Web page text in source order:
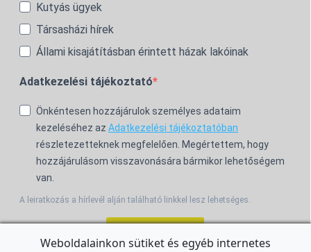
Kutyás ügyek
Társasházi hírek
Állami kisajátításban érintett házak lakóinak
Adatkezelési tájékoztató
Önkéntesen hozzájárulok személyes adataim
kezeléséhez az Adatkezelési tájékoztatóban
részletezetteknek megfelelően. Megértettem, hogy
hozzájárulásom visszavonására bármikor lehetőségem
van.
A leiratkozás a hírlevél alján található linkkel lesz lehetséges.
Weboldalainkon sütiket és egyéb internetes